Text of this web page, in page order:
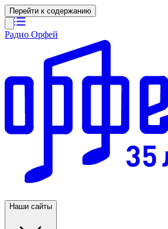
Перейти к содержанию
Радио Орфей
Наши сайты